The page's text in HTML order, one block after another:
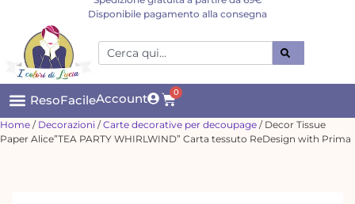
Disponibile pagamento alla consegna
ResoFacileAccount 0
Home / Decorazioni /Carte decorative per decoupage / Decor Tissue
Paper Alice”TEA PARTY WHIRLWIND” Carta tessuto ReDesign with Prima